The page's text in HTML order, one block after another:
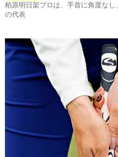
柏原明日架プロは、手首に角度な
の代表